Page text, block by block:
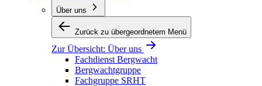
Über uns
Zurück zu übergeordnetem Menü
Zur Übersicht: Über uns
Fachdienst Bergwacht
Bergwachtgruppe
Fachgruppe SRHT